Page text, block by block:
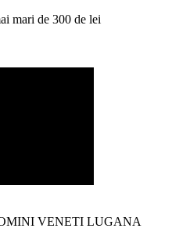
mari de 300 de lei
VENETI LUGANA